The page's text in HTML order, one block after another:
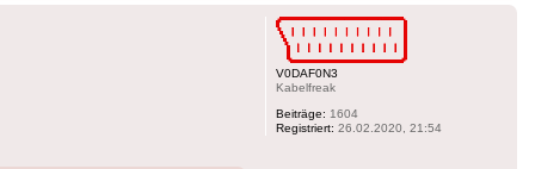
V0DAF0N3
Kabelfreak
Beiträge: 1604
Registriert: 26.02.2020, 21:54